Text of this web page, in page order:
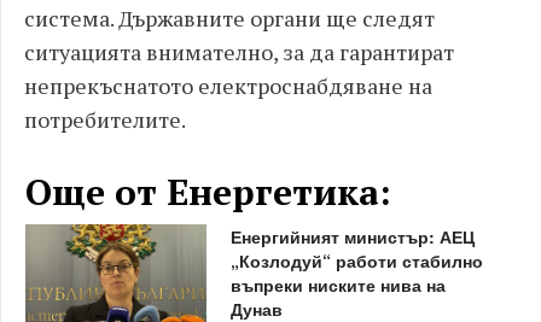
система. Държавните органи ще следят
ситуацията внимателно, за да гарантират
непрекъснатото електроснабдяване на
потребителите.
Още от Енергетика:
Енергийният министър: АЕЦ
„Козлодуй“ работи стабилно
въпреки ниските нива на
Дунав